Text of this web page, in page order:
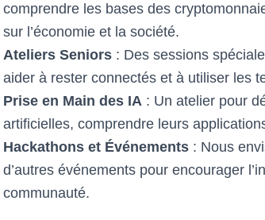
comprendre les bases des
sur l’économie et la société.
Ateliers Seniors : Des sessions
aider à rester connectés et à utiliser les
Prise en Main des IA : Un atelier pour
artificielles, comprendre leurs
Hackathons et Événements : Nous
d’autres événements pour encourager
communauté.